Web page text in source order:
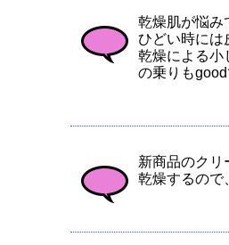
乾燥肌が悩み
ひどい時には
乾燥による小
の乗りも
新商品のクリ
乾燥するの